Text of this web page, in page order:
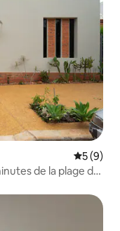
5 (9)
de la plage de